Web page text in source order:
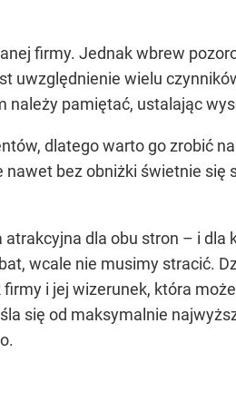
firmy. Jednak wbrew
uwzględnienie wielu
pamiętać, ustalając
dlatego warto go zrobić
bez obniżki świetnie
dla obu stron – i
wcale nie musimy stracić.
i jej wizerunek, która
się od maksymalnie